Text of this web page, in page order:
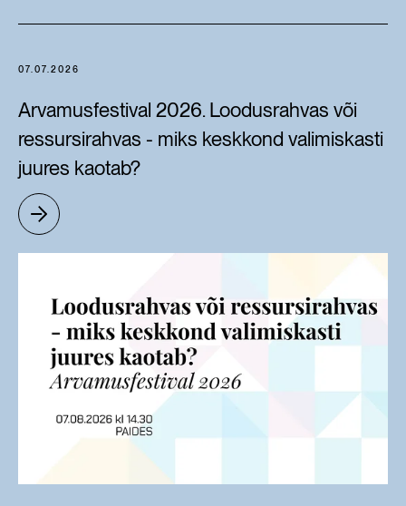
07.07.2026
Arvamusfestival 2026. Loodusrahvas või
ressursirahvas - miks keskkond valimiskasti
juures kaotab?